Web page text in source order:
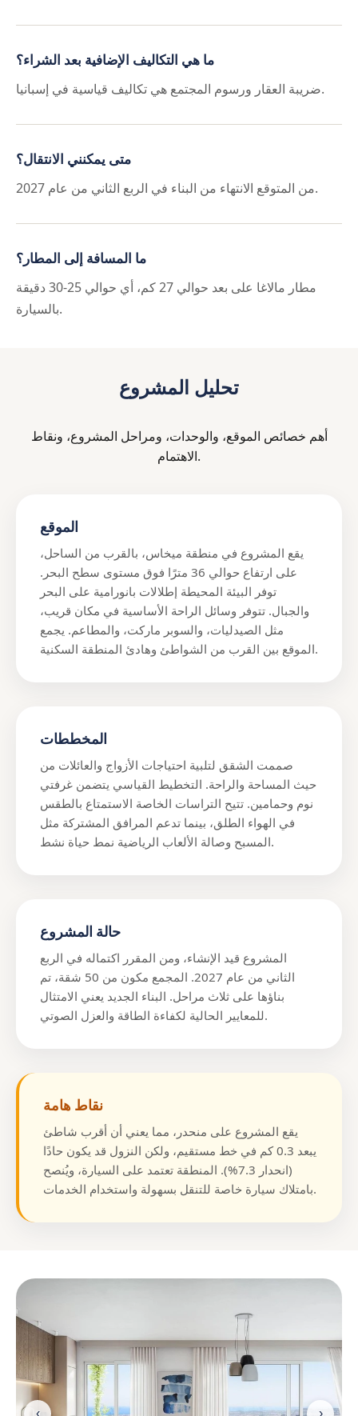
ما هي التكاليف الإضافية بعد الشراء؟
ضريبة العقار ورسوم المجتمع هي تكاليف قياسية في إسبانيا.
متى يمكنني الانتقال؟
من المتوقع الانتهاء من البناء في الربع الثاني من عام 2027.
ما المسافة إلى المطار؟
مطار مالاغا على بعد حوالي 27 كم، أي حوالي 25-30 دقيقة
بالسيارة.
تحليل المشروع
أهم خصائص الموقع، والوحدات، ومراحل المشروع، ونقاط
الاهتمام.
الموقع
يقع المشروع في منطقة ميخاس، بالقرب من الساحل،
على ارتفاع حوالي 36 مترًا فوق مستوى سطح البحر.
توفر البيئة المحيطة إطلالات بانورامية على البحر
والجبال. تتوفر وسائل الراحة الأساسية في مكان قريب،
مثل الصيدليات، والسوبر ماركت، والمطاعم. يجمع
الموقع بين القرب من الشواطئ وهادئ المنطقة السكنية.
المخططات
صممت الشقق لتلبية احتياجات الأزواج والعائلات من
حيث المساحة والراحة. التخطيط القياسي يتضمن غرفتي
نوم وحمامين. تتيح التراسات الخاصة الاستمتاع بالطقس
في الهواء الطلق، بينما تدعم المرافق المشتركة مثل
المسبح وصالة الألعاب الرياضية نمط حياة نشط.
حالة المشروع
المشروع قيد الإنشاء، ومن المقرر اكتماله في الربع
الثاني من عام 2027. المجمع مكون من 50 شقة، تم
بناؤها على ثلاث مراحل. البناء الجديد يعني الامتثال
للمعايير الحالية لكفاءة الطاقة والعزل الصوتي.
نقاط هامة
يقع المشروع على منحدر، مما يعني أن أقرب شاطئ
يبعد 0.3 كم في خط مستقيم، ولكن النزول قد يكون حادًا
(انحدار 7.3%). المنطقة تعتمد على السيارة، ويُنصح
بامتلاك سيارة خاصة للتنقل بسهولة واستخدام الخدمات.
‹ ›